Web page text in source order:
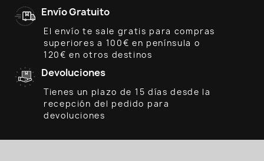
Envío Gratuito
El envío te sale gratis para compras
superiores a 100€ en península o
120€ en otros destinos
Devoluciones
Tienes un plazo de 15 días desde la
recepción del pedido para
devoluciones